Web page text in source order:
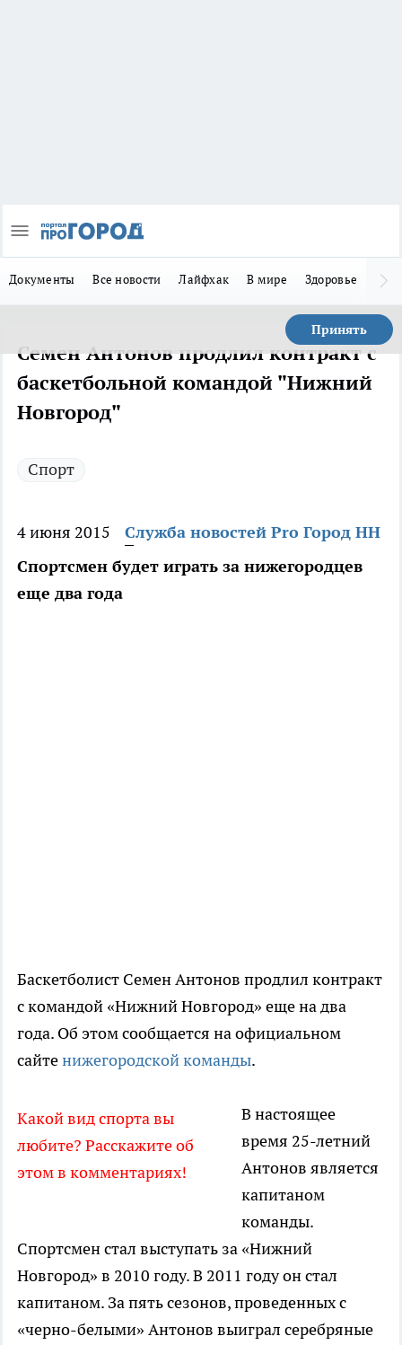
Документы Все новости Лайфхак В мире Здоровье
Принять
Семен Антонов продлил контракт с
баскетбольной командой "Нижний
Новгород"
Спорт
4 июня 2015
Служба новостей Pro Город НН
Спортсмен будет играть за нижегородцев
еще два года
Баскетболист Семен Антонов продлил контракт
с командой «Нижний Новгород» еще на два
года. Об этом сообщается на официальном
сайтенижегородской команды.
Какой вид спорта вы
любите? Расскажите об
этом в комментариях!
В настоящее
время 25-летний
Антонов является
капитаном
команды.
Спортсмен стал выступать за «Нижний
Новгород» в 2010 году. В 2011 году он стал
капитаном. За пять сезонов, проведенных с
«черно-белыми» Антонов выиграл серебряные